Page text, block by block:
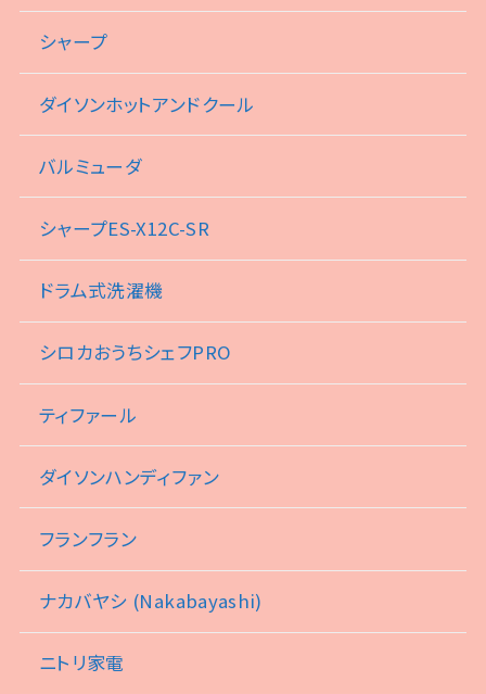
シャープ
ダイソンホットアンドクール
バルミューダ
シャープES-X12C-SR
ドラム式洗濯機
シロカおうちシェフPRO
ティファール
ダイソンハンディファン
フランフラン
ナカバヤシ (Nakabayashi)
ニトリ家電